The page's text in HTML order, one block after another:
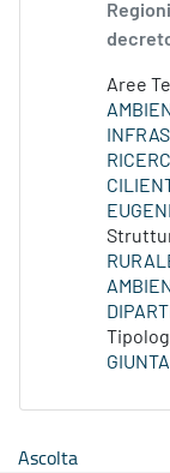
Aree
GIUNTA
Ascolta